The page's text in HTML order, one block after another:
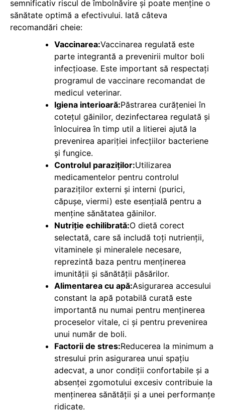
semnificativ riscul de îmbolnăvire și poate menține o
sănătate optimă a efectivului. Iată câteva
recomandări cheie:
Vaccinarea:Vaccinarea regulată este
parte integrantă a prevenirii multor boli
infecțioase. Este important să respectați
programul de vaccinare recomandat de
medicul veterinar.
Igiena interioară:Păstrarea curățeniei în
cotețul găinilor, dezinfectarea regulată și
înlocuirea în timp util a litierei ajută la
prevenirea apariției infecțiilor bacteriene
și fungice.
Controlul paraziților:Utilizarea
medicamentelor pentru controlul
paraziților externi și interni (purici,
căpușe, viermi) este esențială pentru a
menține sănătatea găinilor.
Nutriție echilibrată:O dietă corect
selectată, care să includă toți nutrienții,
vitaminele și mineralele necesare,
reprezintă baza pentru menținerea
imunității și sănătății păsărilor.
Alimentarea cu apă:Asigurarea accesului
constant la apă potabilă curată este
importantă nu numai pentru menținerea
proceselor vitale, ci și pentru prevenirea
unui număr de boli.
Factorii de stres:Reducerea la minimum a
stresului prin asigurarea unui spațiu
adecvat, a unor condiții confortabile și a
absenței zgomotului excesiv contribuie la
menținerea sănătății și a unei performanțe
ridicate.